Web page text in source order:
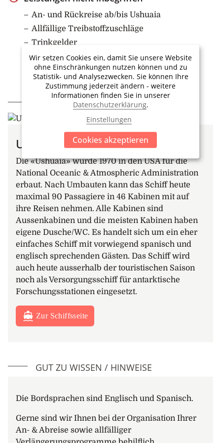
5. – 6. Tag: Auf See
Vortragsprogramm angeboten. Erfahrene
Naturwissenschaftler teilen ihr Wissen über die
Tierwelt und die einzigartigen Ökosysteme, denen Sie
auf Ihrer Reise begegnen werden. Südgeorgien gilt
weithin als einer der schönsten und inspirierendsten
Orte der Erde, an dem es mehr Wildtiere gibt als
irgendwo sonst auf der Welt.
7. Tag: Ankunft in Südgeorgien
Südgeorgien kommt in Sicht! Obwohl es extrem
isoliert ist, bietet es eine erstaunliche Landschaft, die
von hohen Bergen und mächtigen Gletschern bis hin
zu tiefen Fjorden und flachem Grasland reicht. Wenn
das Wetter es zulässt, werden Sie am späten
Nachmittag einen der folgenden Orte besuchen:
Elsehul – Elsehul liegt am nordwestlichen Ende von
Südgeorgien an der Ostseite der messerscharfen
Gipfelkämme der Parydian-Halbinsel und ist ein
schöner kleiner Hafen. Es ist der einzige Besucherort
auf der Insel, an dem Kolonien von Schwarzbrauen-
und Graukopfalbatrossen im geschützten
Küstengewässer von Zodiacs aus beobachtet werden
Right Whale Bay –Die Right Whale Bay ist eine 2,4
als Südgeorgien noch ein Zentrum für den
Riesensturmvögeln, Möwen und brütenden
Pelzrobben am schwarzen Vulkanasche Strand
anzutreffen.
An- und Rückreise ab/bis Ushuaia
Allfällige Treibstoffzuschläge
Trinkgelder
Versicherungen
IHR ZUHAUSE UNTERWEGS
Ushuaia
Die «Ushuaia» wurde 1970 in den USA für die
National Oceanic & Atmospheric Administration
erbaut. Nach Umbauten kann das Schiff heute
maximal 90 Passagiere in 46 Kabinen mit auf
ihre Reisen nehmen. Alle Kabinen sind
Aussenkabinen und die meisten Kabinen haben
eigene Dusche/WC. Es handelt sich um ein eher
einfaches Schiff mit vorwiegend spanisch und
englisch sprechenden Gästen. Das Schiff wird
auch heute ausserhalb der touristischen Saison
noch als Versorgungsschiff für antarktische
Forschungsstationen eingesetzt.
Zur Schiffsseite
GUT ZU WISSEN / HINWEISE
Die Bordsprachen sind Englisch und Spanisch.
Gerne sind wir Ihnen bei der Organisation Ihrer
An- & Abreise sowie allfälliger
Wir setzen Cookies ein, damit Sie unsere Website
ohne Einschränkungen nutzen können und zu
Statistik- und Analysezwecken. Sie können Ihre
Zustimmung jederzeit ändern - weitere
Informationen finden Sie in unserer
Datenschutzerklärung.
Einstellungen
Cookies akzeptieren